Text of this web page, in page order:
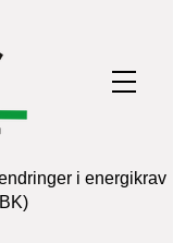
i energikrav